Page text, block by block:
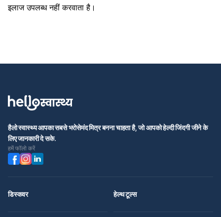
इलाज उपलब्ध नहीं करवाता है।
हैलो स्वास्थ्य आपका सबसे भरोसेमंद मित्र बनना चाहता है, जो आपको हेल्दी जिंदगी जीने के
लिए जानकारी दे सके.
हमें फॉलो करें
डिस्कवर हेल्थ टूल्स